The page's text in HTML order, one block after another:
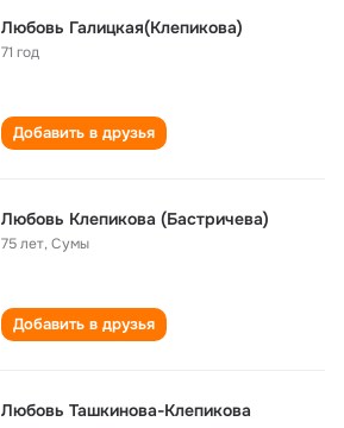
Любовь Галицкая(Клепикова)
71 год
Добавить в друзья
Любовь Клепикова (Бастричева)
75 лет,Сумы
Добавить в друзья
Любовь Ташкинова-Клепикова